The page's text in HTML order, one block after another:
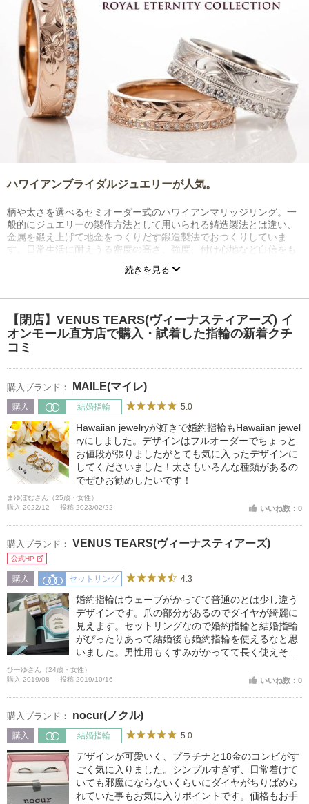
ハワイアンブライダルジュエリーが人気。
柄や太さを選べるセミオーダー式のハワイアンマリッジリング。一
般的にジュエリーの製作方法として用いられる鋳造製法とは違い、
金属を鍛え上げて地金をつくりだす鍛造製法でおつくりしていま
す。日常生活に耐えうる密度の高さ、強度、付け心地など自信をも
お確かめください。また、オアフ島の工房で専門職人がひと彫りづ
ングにふさわしい特別な輝きを放ちます。
続きを見る
【閉店】VENUS TEARS(ヴィーナスティアーズ) イ
オンモール直方店で購入・試着した指輪の新着クチ
コミ
購入ブランド： MAILE(マイレ)
購入 結婚指輪 5.0
Hawaiian jewelryが好きで婚約指輪もHawaiian jewel
ryにしました。デザインはフルオーダーでちょっと
お値段が張りましたがとても気に入ったデザインに
してくださいました！太さもいろんな種類があるの
でぜひお勧めしたいです！
まゆぽむさん（25歳・女性）
購入 2022/12
投稿 2023/02/22 いいね数：0
購入ブランド： VENUS TEARS(ヴィーナスティアーズ)
公式HP
購入 セットリング 4.3
婚約指輪はウェーブがかってて普通のとは少し違う
デザインです。爪の部分があるのでダイヤが綺麗に
見えます。セットリングなので婚約指輪と結婚指輪
がぴったりあって結婚後も婚約指輪を使えるなと思
いました。男性用もくすみがかってて長く使えそう
なデザインだと思います。
ひーゆさん（24歳・女性）
購入 2019/08
投稿 2019/10/16 いいね数：0
購入ブランド： nocur(ノクル)
購入 結婚指輪 5.0
デザインが可愛いく、プラチナと18金のコンビがす
ごく気に入りました。シンプルすぎず、日常着けて
いても邪魔にならないくらいにダイヤがちりばめら
れていた事もお気に入りポイントです。価格もお手